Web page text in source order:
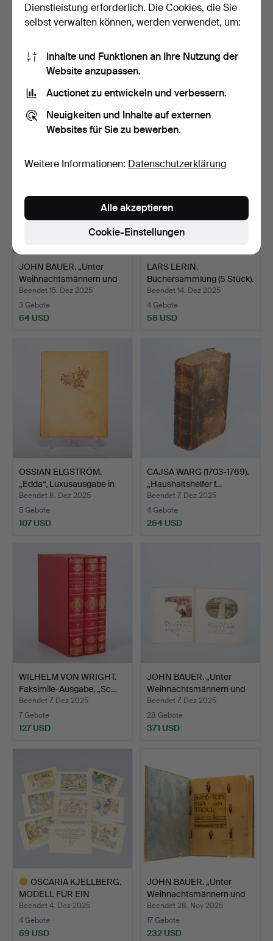
JOHN BAUER. „Unter den
Gnomen und Trollen“…
4 Gebote
58 USD
JOHN BAUER. „Unter
153 USD
JOHN BAUER. „Unter
Weihnachtsmännern und
T…
Beendet 15. Dez 2025
3 Gebote
64 USD
LARS LERIN.
Büchersammlung (5 Stück).
Beendet 14. Dez 2025
4 Gebote
58 USD
OSSIAN ELGSTRÖM.
„Edda“, Luxusausgabe in
V…
Beendet 8. Dez 2025
5 Gebote
107 USD
CAJSA WARG (1703-1769).
„Haushaltshelfer f…
Beendet 7. Dez 2025
4 Gebote
264 USD
WILHELM VON WRIGHT.
Faksimile-Ausgabe, „Sc…
Beendet 7. Dez 2025
7 Gebote
127 USD
JOHN BAUER. „Unter
Weihnachtsmännern und
T…
Beendet 7. Dez 2025
28 Gebote
371 USD
OSCARIA KJELLBERG.
MODELL FÜR EIN
KINDERBU…
Beendet 4. Dez 2025
4 Gebote
69 USD
JOHN BAUER. „Unter
Weihnachtsmännern und
T…
Beendet 28. Nov 2025
17 Gebote
232 USD
Dienstleistung erforderlich. Die Cookies, die Sie
selbst verwalten können, werden verwendet, um:
Inhalte und Funktionen an Ihre Nutzung der
Website anzupassen.
Auctionet zu entwickeln und verbessern.
Neuigkeiten und Inhalte auf externen
Websites für Sie zu bewerben.
Weitere Informationen: Datenschutzerklärung
Cookie-Einstellungen
Alle akzeptieren